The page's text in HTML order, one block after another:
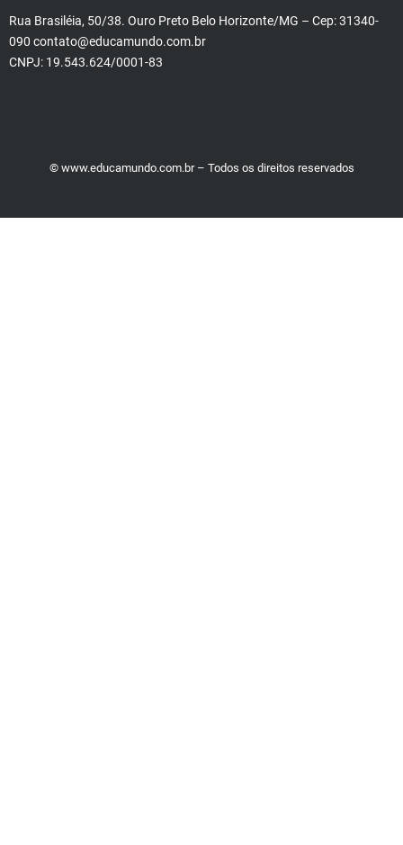
Rua Brasiléia, 50/38. Ouro Preto Belo Horizonte/MG – Cep: 31340-
090 contato@educamundo.com.br
CNPJ: 19.543.624/0001-83
© www.educamundo.com.br – Todos os direitos reservados